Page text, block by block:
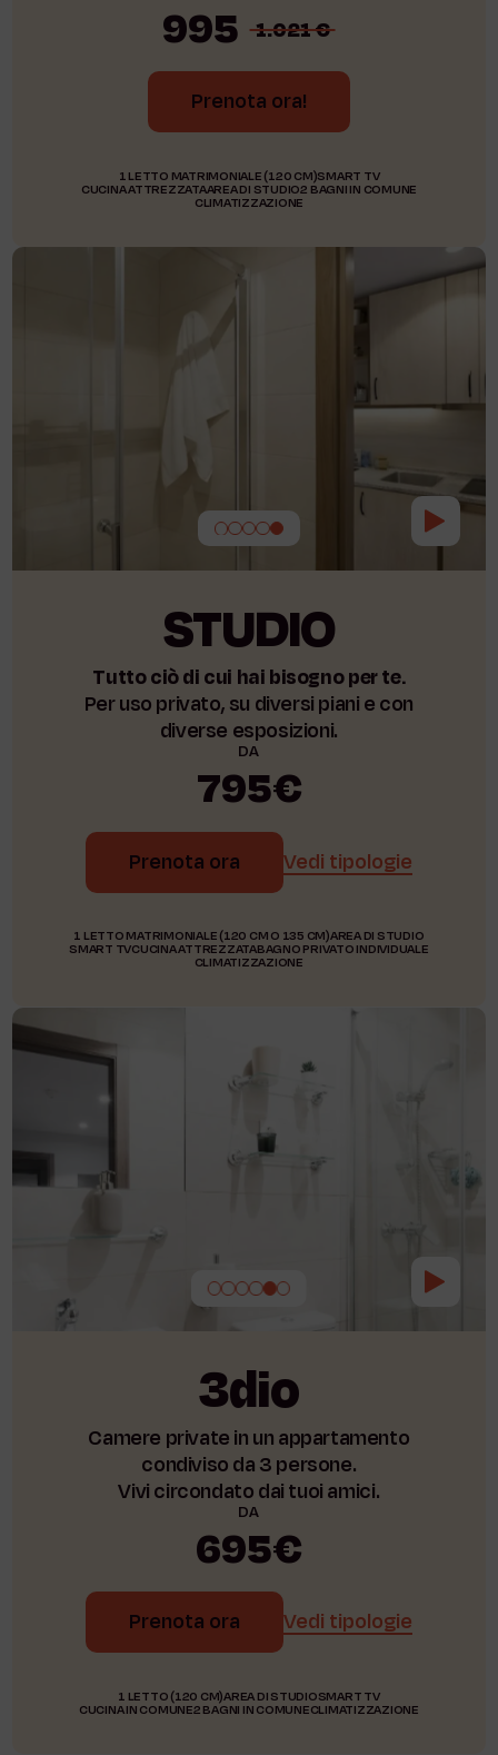
995 1.021 €
Prenota ora!
1 LETTO MATRIMONIALE (120 CM)SMART TV
CUCINA ATTREZZATAAREA DI STUDIO2 BAGNI IN COMUNE
CLIMATIZZAZIONE
STUDIO
Tutto ciò di cui hai bisogno per te.
Per uso privato, su diversi piani e con
diverse esposizioni.
DA
795€
Prenota ora Vedi tipologie
1 LETTO MATRIMONIALE (120 CM O 135 CM)AREA DI STUDIO
SMART TVCUCINA ATTREZZATABAGNO PRIVATO INDIVIDUALE
CLIMATIZZAZIONE
3dio
Camere private in un appartamento
condiviso da 3 persone.
Vivi circondato dai tuoi amici.
DA
695€
Prenota ora Vedi tipologie
1 LETTO (120 CM)AREA DI STUDIOSMART TV
CUCINA IN COMUNE2 BAGNI IN COMUNECLIMATIZZAZIONE